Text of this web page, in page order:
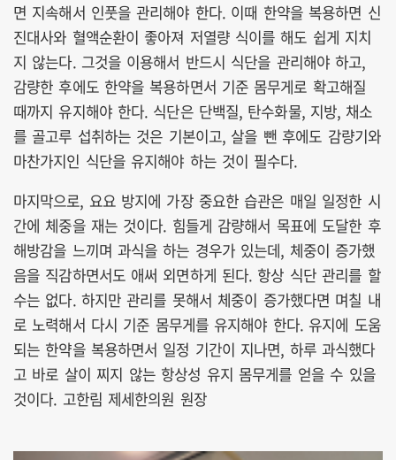
면 지속해서 인풋을 관리해야 한다. 이때 한약을 복용하면 신
진대사와 혈액순환이 좋아져 저열량 식이를 해도 쉽게 지치
지 않는다. 그것을 이용해서 반드시 식단을 관리해야 하고,
감량한 후에도 한약을 복용하면서 기준 몸무게로 확고해질
때까지 유지해야 한다. 식단은 단백질, 탄수화물, 지방, 채소
를 골고루 섭취하는 것은 기본이고, 살을 뺀 후에도 감량기와
마찬가지인 식단을 유지해야 하는 것이 필수다.
마지막으로, 요요 방지에 가장 중요한 습관은 매일 일정한 시
간에 체중을 재는 것이다. 힘들게 감량해서 목표에 도달한 후
해방감을 느끼며 과식을 하는 경우가 있는데, 체중이 증가했
음을 직감하면서도 애써 외면하게 된다. 항상 식단 관리를 할
수는 없다. 하지만 관리를 못해서 체중이 증가했다면 며칠 내
로 노력해서 다시 기준 몸무게를 유지해야 한다. 유지에 도움
되는 한약을 복용하면서 일정 기간이 지나면, 하루 과식했다
고 바로 살이 찌지 않는 항상성 유지 몸무게를 얻을 수 있을
것이다. 고한림 제세한의원 원장